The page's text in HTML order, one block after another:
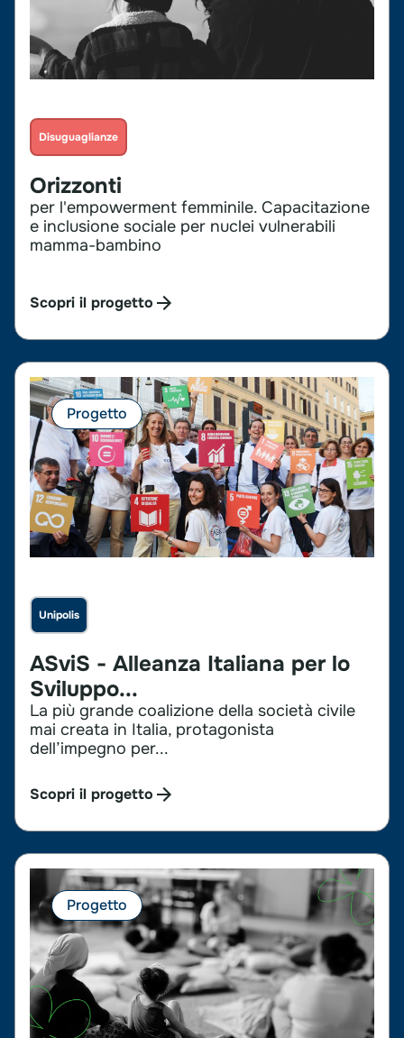
Disuguaglianze
Orizzonti
per l'empowerment femminile. Capacitazione
e inclusione sociale per nuclei vulnerabili
mamma-bambino
Scopri il progetto
Progetto
Unipolis
ASviS - Alleanza Italiana per lo
Sviluppo...
La più grande coalizione della società civile
mai creata in Italia, protagonista
dell’impegno per...
Scopri il progetto
Progetto